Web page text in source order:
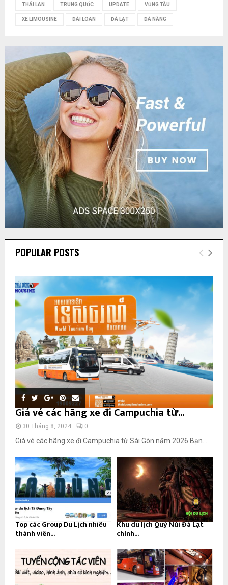
THÁI LAN TRUNG QUỐC UPDATE VŨNG TÀU
XE LIMOUSINE ĐÀI LOAN ĐÀ LẠT ĐÀ NẴNG
POPULAR POSTS
Giá vé các hãng xe đi Campuchia từ...
30 Tháng 8, 2024 0
Giá vé các hãng xe đi Campuchia từ Sài Gòn năm 2026 Bạn...
Top các Group Du Lịch nhiều
thành viên...
Khu du lịch Quỷ Núi Đà Lạt
chính...